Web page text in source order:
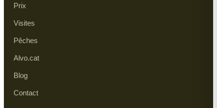
Prix
Visites
Pêches
Alvo.cat
Blog
Contact